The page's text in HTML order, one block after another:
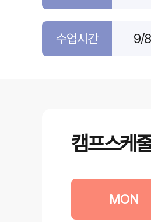
수업시간 9/
캠프스케
MON